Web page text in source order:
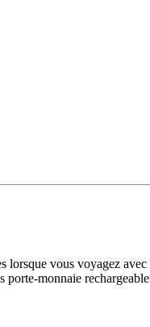
vous voyagez
porte-monnaie